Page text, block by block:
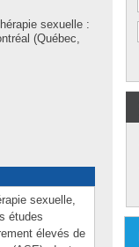
sexuelle :
(Québec,
sexuelle,
études
élevés de